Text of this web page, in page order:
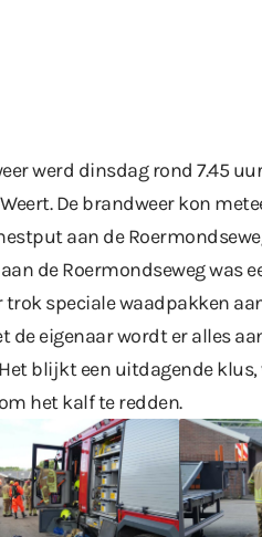
werd dinsdag rond 7.45
De brandweer kon
aan de
de Roermondseweg was
trok speciale waadpakken
de eigenaar wordt er alles
blijkt een uitdagende
het kalf te redden.